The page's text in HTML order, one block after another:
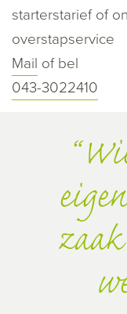
starterstarief of
overstapservice
Mail of bel
043-3022410